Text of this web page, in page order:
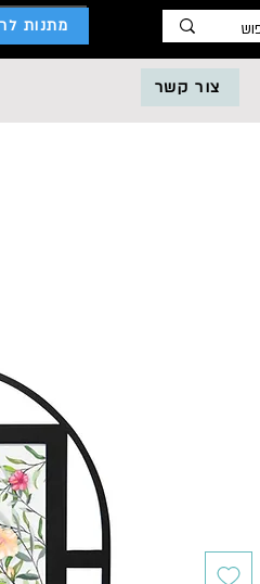
כניסת
מתנות
צור קשר